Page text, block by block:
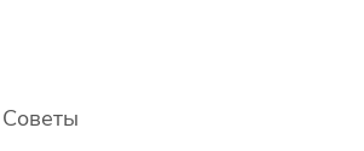
Советы